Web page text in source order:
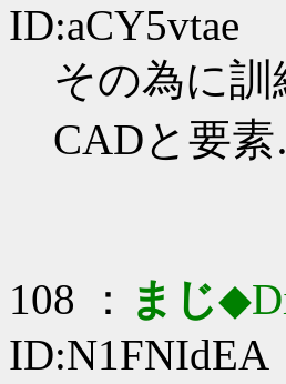
ID:aCY5vtae
その為に
CADと要
108 ： まじ
ID:N1FNIdEA